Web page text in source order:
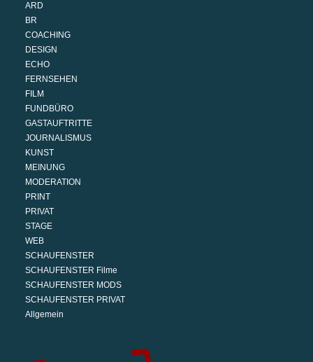
ARD
BR
COACHING
DESIGN
ECHO
FERNSEHEN
FILM
FUNDBÜRO
GASTAUFTRITTE
JOURNALISMUS
KUNST
MEINUNG
MODERATION
PRINT
PRIVAT
STAGE
WEB
SCHAUFENSTER
SCHAUFENSTER Filme
SCHAUFENSTER MODS
SCHAUFENSTER PRIVAT
Allgemein